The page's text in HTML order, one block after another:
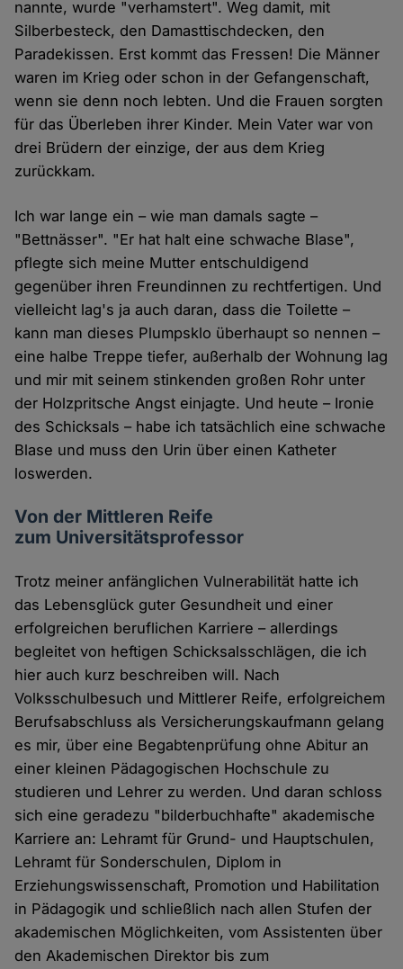
nannte, wurde "verhamstert". Weg damit, mit
Silberbesteck, den Damasttischdecken, den
Paradekissen. Erst kommt das Fressen! Die Männer
waren im Krieg oder schon in der Gefangenschaft,
wenn sie denn noch lebten. Und die Frauen sorgten
für das Überleben ihrer Kinder. Mein Vater war von
drei Brüdern der einzige, der aus dem Krieg
zurückkam.
Ich war lange ein – wie man damals sagte –
"Bettnässer". "Er hat halt eine schwache Blase",
pflegte sich meine Mutter entschuldigend
gegenüber ihren Freundinnen zu rechtfertigen. Und
vielleicht lag's ja auch daran, dass die Toilette –
kann man dieses Plumpsklo überhaupt so nennen –
eine halbe Treppe tiefer, außerhalb der Wohnung lag
und mir mit seinem stinkenden großen Rohr unter
der Holzpritsche Angst einjagte. Und heute – Ironie
des Schicksals – habe ich tatsächlich eine schwache
Blase und muss den Urin über einen Katheter
loswerden.
Von der Mittleren Reife
zum Universitätsprofessor
Trotz meiner anfänglichen Vulnerabilität hatte ich
das Lebensglück guter Gesundheit und einer
erfolgreichen beruflichen Karriere – allerdings
begleitet von heftigen Schicksalsschlägen, die ich
hier auch kurz beschreiben will. Nach
Volksschulbesuch und Mittlerer Reife, erfolgreichem
Berufsabschluss als Versicherungskaufmann gelang
es mir, über eine Begabtenprüfung ohne Abitur an
einer kleinen Pädagogischen Hochschule zu
studieren und Lehrer zu werden. Und daran schloss
sich eine geradezu "bilderbuchhafte" akademische
Karriere an: Lehramt für Grund- und Hauptschulen,
Lehramt für Sonderschulen, Diplom in
Erziehungswissenschaft, Promotion und Habilitation
in Pädagogik und schließlich nach allen Stufen der
akademischen Möglichkeiten, vom Assistenten über
den Akademischen Direktor bis zum